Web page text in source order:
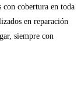
con cobertura en toda
en reparación
siempre con